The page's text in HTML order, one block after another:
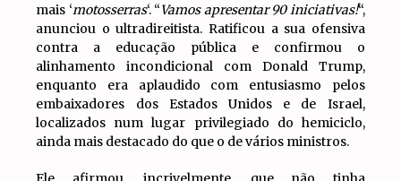
mais ‘motosserras‘. “Vamos apresentar 90 iniciativas!“,
anunciou o ultradireitista. Ratificou a sua ofensiva
contra a educação pública e confirmou o
alinhamento incondicional com Donald Trump,
enquanto era aplaudido com entusiasmo pelos
embaixadores dos Estados Unidos e de Israel,
localizados num lugar privilegiado do hemiciclo,
ainda mais destacado do que o de vários ministros.